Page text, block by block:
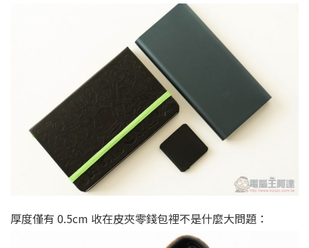
厚度僅有 0.5cm 收在皮夾零錢包裡不是什麼大問題：